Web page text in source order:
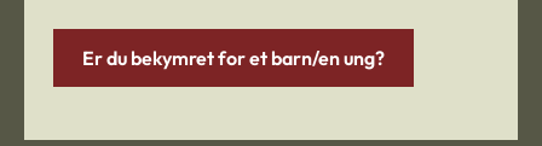
Er du bekymret for et barn/en ung?